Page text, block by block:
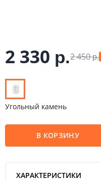
2 330 р.2 450р.
Угольный камень
В КОРЗИНУ
ХАРАКТЕРИСТИКИ